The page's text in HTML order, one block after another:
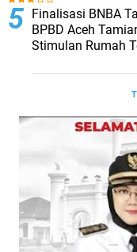
Finalisasi BNBA
BPBD Aceh
Stimulan Rumah